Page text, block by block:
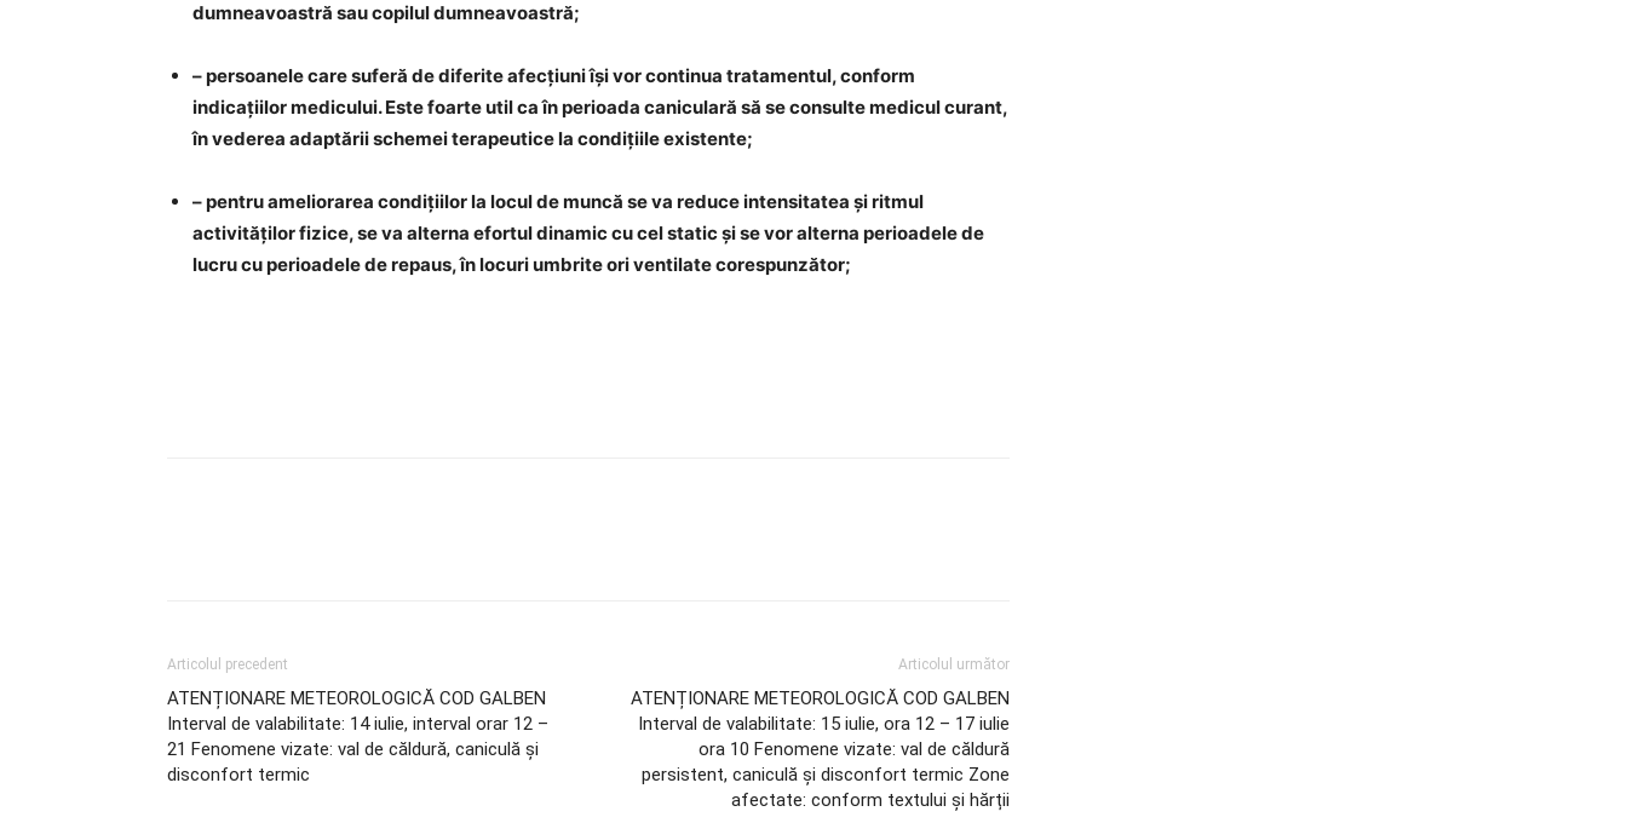
dumneavoastră sau copilul dumneavoastră;
– persoanele care suferă de diferite afecțiuni își vor continua tratamentul, conform
indicațiilor medicului. Este foarte util ca în perioada caniculară să se consulte medicul curant,
în vederea adaptării schemei terapeutice la condițiile existente;
– pentru ameliorarea condițiilor la locul de muncă se va reduce intensitatea și ritmul
activităților fizice, se va alterna efortul dinamic cu cel static și se vor alterna perioadele de
lucru cu perioadele de repaus, în locuri umbrite ori ventilate corespunzător;
Articolul precedent
ATENȚIONARE METEOROLOGICĂ COD GALBEN
Interval de valabilitate: 14 iulie, interval orar 12 –
21 Fenomene vizate: val de căldură, caniculă și
disconfort termic
Articolul următor
ATENȚIONARE METEOROLOGICĂ COD GALBEN
Interval de valabilitate: 15 iulie, ora 12 – 17 iulie
ora 10 Fenomene vizate: val de căldură
persistent, caniculă și disconfort termic Zone
afectate: conform textului și hărții